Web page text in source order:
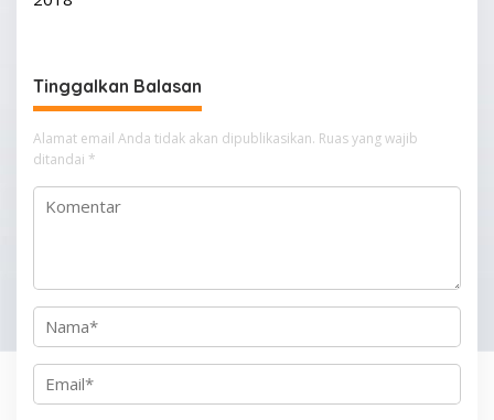
i
p
o
s
Tinggalkan Balasan
Alamat email Anda tidak akan dipublikasikan. Ruas yang wajib
ditandai *